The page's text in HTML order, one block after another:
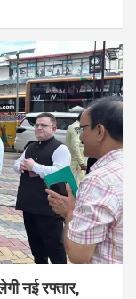
नई रफ्तार,